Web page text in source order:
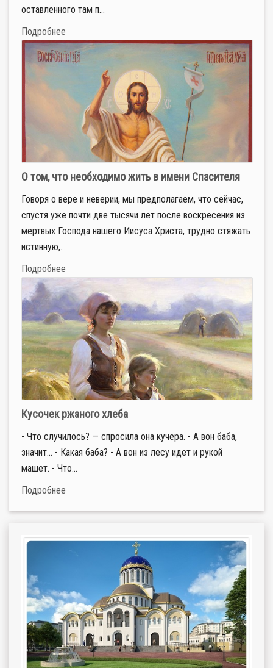
остав­лен­но­го там п...
Подробнее
О том, что необходимо жить в имени Спасителя
Говоря о вере и неверии, мы предполагаем, что сейчас,
спустя уже почти две тысячи лет после воскресения из
мертвых Господа нашего Иисуса Христа, трудно стяжать
истинную,...
Подробнее
Кусочек ржаного хлеба
- Что случилось? — спросила она кучера. - А вон баба,
значит... - Какая баба? - А вон из лесу идет и рукой
машет. - Что...
Подробнее